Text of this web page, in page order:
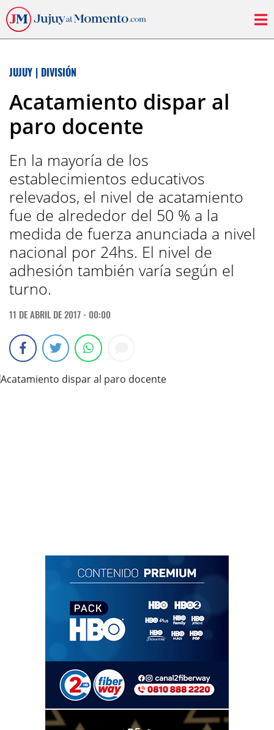
JUJUY | DIVISIÓN
Acatamiento dispar al
paro docente
En la mayoría de los
establecimientos educativos
relevados, el nivel de acatamiento
fue de alrededor del 50 % a la
medida de fuerza anunciada a nivel
nacional por 24hs. El nivel de
adhesión también varía según el
turno.
11 DE ABRIL DE 2017 - 00:00